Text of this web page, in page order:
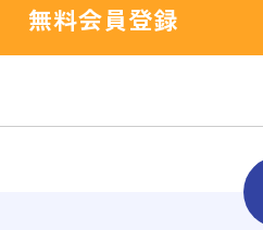
無料会員登録